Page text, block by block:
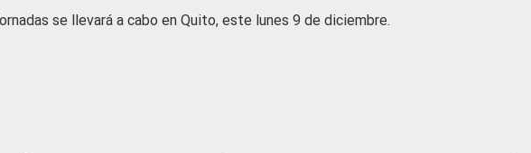
se llevará a cabo en Quito, este lunes 9 de diciembre.